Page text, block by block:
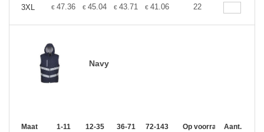
3XL
€ 47.36 € 45.04 € 43.71 € 41.06 38.75
22
Navy
Maat 1-11 12-35 36-71 72-143 144-287 288 + Meer
Op voorraadAant.